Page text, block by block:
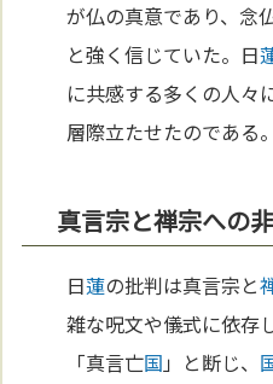
が仏の真意であり、念
と強く信じていた。日
に共感する多くの人々
層際立たせたのである。
真言宗と禅宗への
日蓮の批判は真言宗と
雑な呪文や儀式に依存
「真言亡国 」と断じ、